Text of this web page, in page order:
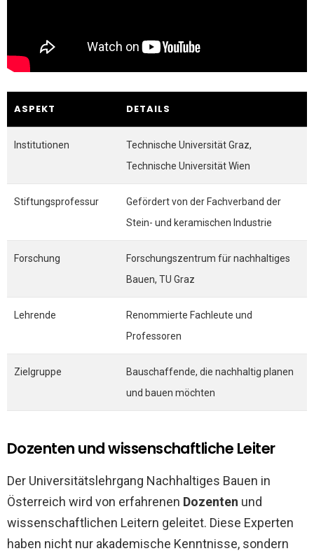
ASPEKT DETAILS
Institutionen
Technische Universität Graz,
Technische Universität Wien
Stiftungsprofessur
Gefördert von der Fachverband der
Stein- und keramischen Industrie
Forschung
Forschungszentrum für nachhaltiges
Bauen, TU Graz
Lehrende
Renommierte Fachleute und
Professoren
Zielgruppe
Bauschaffende, die nachhaltig planen
und bauen möchten
Dozenten und wissenschaftliche Leiter
Der Universitätslehrgang Nachhaltiges Bauen in
Österreich wird von erfahrenen Dozenten und
wissenschaftlichen Leitern geleitet. Diese Experten
haben nicht nur akademische Kenntnisse, sondern